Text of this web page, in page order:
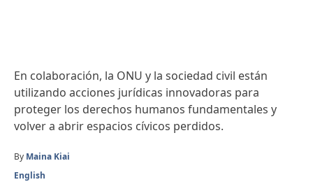
En colaboración, la ONU y la sociedad civil están
utilizando acciones jurídicas innovadoras para
proteger los derechos humanos fundamentales y
volver a abrir espacios cívicos perdidos.
By Maina Kiai
English